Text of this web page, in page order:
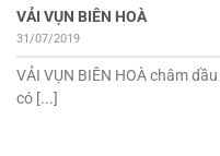
VẢI VỤN BIÊN HOÀ
31/07/2019
VẢI VỤN BIÊN HOÀ châm
có [...]